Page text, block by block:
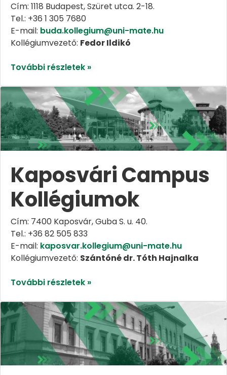
Cím: 1118 Budapest, Szüret utca. 2-18.
Tel.: +36 1 305 7680
E-mail: buda.kollegium@uni-mate.hu
Kollégiumvezető: Fedor Ildikó
További részletek »
Kaposvári Campus
Kollégiumok
Cím: 7400 Kaposvár, Guba S. u. 40.
Tel.: +36 82 505 833
E-mail: kaposvar.kollegium@uni-mate.hu
Kollégiumvezető: Szántóné dr. Tóth Hajnalka
További részletek »